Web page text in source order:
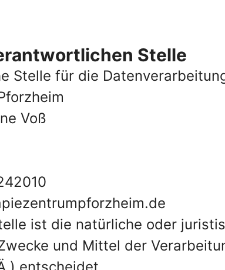
Stelle
Stelle für die
Voß
ist die natürliche oder
und Mittel der